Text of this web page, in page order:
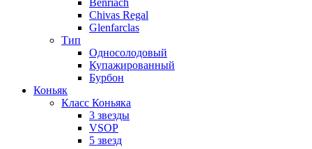
Chivas Regal
Glenfarclas
Тип
Односолодовый
Купажированный
Бурбон
Коньяк
Класс Коньяка
3 звезды
VSOP
5 звезд